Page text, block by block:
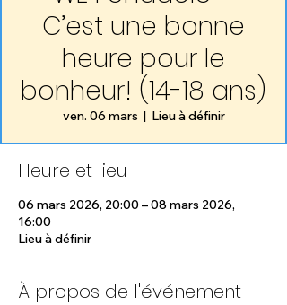
C’est une bonne
heure pour le
bonheur! (14-18 ans)
ven. 06 mars
  |
Lieu à définir
Heure et lieu
06 mars 2026, 20:00 – 08 mars 2026,
16:00
Lieu à définir
À propos de l'événement